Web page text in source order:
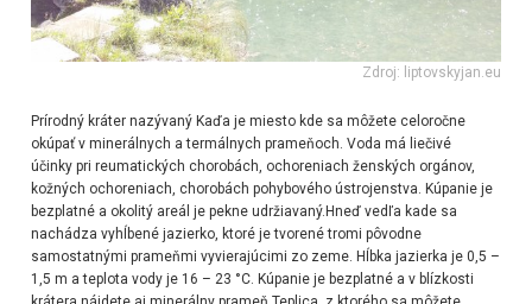
Zdroj: liptovskyjan.eu
Prírodný kráter nazývaný Kaďa je miesto kde sa môžete celoročne
okúpať v minerálnych a termálnych prameňoch. Voda má liečivé
účinky pri reumatických chorobách, ochoreniach ženských orgánov,
kožných ochoreniach, chorobách pohybového ústrojenstva. Kúpanie je
bezplatné a okolitý areál je pekne udržiavaný.Hneď vedľa kade sa
nachádza vyhĺbené jazierko, ktoré je tvorené tromi pôvodne
samostatnými prameňmi vyvierajúcimi zo zeme. Hĺbka jazierka je 0,5 –
1,5 m a teplota vody je 16 – 23 °C. Kúpanie je bezplatné a v blízkosti